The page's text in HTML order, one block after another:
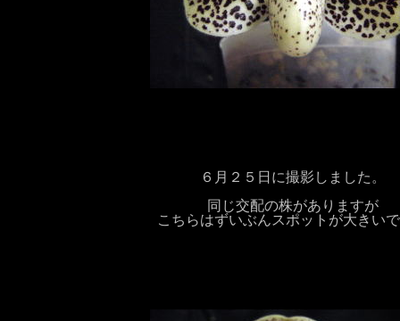
６月２５日に撮影しました。
同じ交配の株がありますが
こちらはずいぶんスポットが大きい